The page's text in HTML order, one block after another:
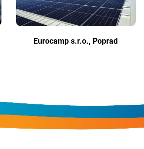
Eurocamp s.r.o., Poprad